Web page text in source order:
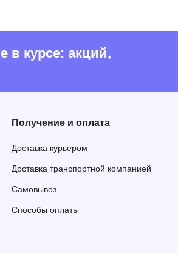
в курсе: акций,
Получение и оплата
Доставка курьером
Доставка транспортной компанией
Самовывоз
Способы оплаты